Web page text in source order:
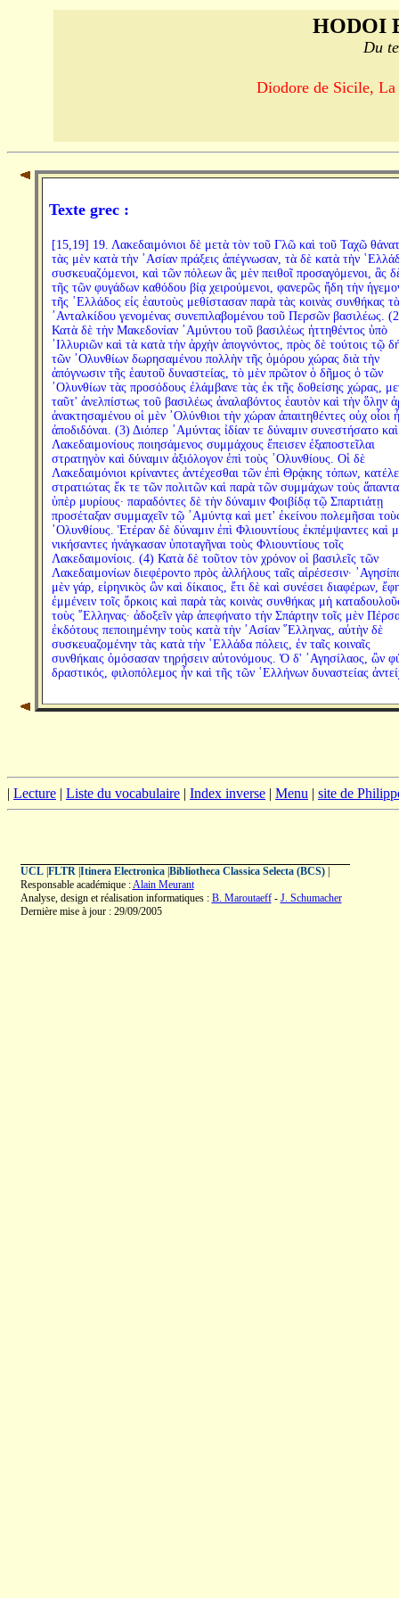
HODOI
Du
Diodore de Sicile,
Texte grec :
[15,19] 19. Λακεδαιμόνιοι δὲ μετὰ τὸν τοῦ Γλῶ καὶ τοῦ Ταχῶ
τὰς μὲν κατὰ τὴν ᾿Ασίαν πράξεις ἀπέγνωσαν, τὰ δὲ κατὰ τὴν
συσκευαζόμενοι, καὶ τῶν πόλεων ἃς μὲν πειθοῖ προσαγόμενοι, ἃς
τῆς τῶν φυγάδων καθόδου βίᾳ χειρούμενοι, φανερῶς ἤδη τὴν
τῆς ῾Ελλάδος εἰς ἑαυτοὺς μεθίστασαν παρὰ τὰς κοινὰς συνθήκας
᾿Ανταλκίδου γενομένας συνεπιλαβομένου τοῦ Περσῶν βασιλέως.
Κατὰ δὲ τὴν Μακεδονίαν ᾿Αμύντου τοῦ βασιλέως ἡττηθέντος ὑπὸ
᾿Ιλλυριῶν καὶ τὰ κατὰ τὴν ἀρχὴν ἀπογνόντος, πρὸς δὲ τούτοις τῷ
τῶν ᾿Ολυνθίων δωρησαμένου πολλὴν τῆς ὁμόρου χώρας διὰ τὴν
ἀπόγνωσιν τῆς ἑαυτοῦ δυναστείας, τὸ μὲν πρῶτον ὁ δῆμος ὁ τῶν
᾿Ολυνθίων τὰς προσόδους ἐλάμβανε τὰς ἐκ τῆς δοθείσης χώρας,
ταῦτ' ἀνελπίστως τοῦ βασιλέως ἀναλαβόντος ἑαυτὸν καὶ τὴν ὅλην
ἀνακτησαμένου οἱ μὲν ᾿Ολύνθιοι τὴν χώραν ἀπαιτηθέντες οὐχ οἷοι
ἀποδιδόναι. (3) Διόπερ ᾿Αμύντας ἰδίαν τε δύναμιν συνεστήσατο
Λακεδαιμονίους ποιησάμενος συμμάχους ἔπεισεν ἐξαποστεῖλαι
στρατηγὸν καὶ δύναμιν ἀξιόλογον ἐπὶ τοὺς ᾿Ολυνθίους. Οἱ δὲ
Λακεδαιμόνιοι κρίναντες ἀντέχεσθαι τῶν ἐπὶ Θρᾴκης τόπων,
στρατιώτας ἔκ τε τῶν πολιτῶν καὶ παρὰ τῶν συμμάχων τοὺς
ὑπὲρ μυρίους· παραδόντες δὲ τὴν δύναμιν Φοιβίδᾳ τῷ Σπαρτιάτῃ
προσέταξαν συμμαχεῖν τῷ ᾿Αμύντᾳ καὶ μετ' ἐκείνου πολεμῆσαι
᾿Ολυνθίους. Ἑτέραν δὲ δύναμιν ἐπὶ Φλιουντίους ἐκπέμψαντες καὶ
νικήσαντες ἠνάγκασαν ὑποταγῆναι τοὺς Φλιουντίους τοῖς
Λακεδαιμονίοις. (4) Κατὰ δὲ τοῦτον τὸν χρόνον οἱ βασιλεῖς τῶν
Λακεδαιμονίων διεφέροντο πρὸς ἀλλήλους ταῖς αἱρέσεσιν·
μὲν γάρ, εἰρηνικὸς ὢν καὶ δίκαιος, ἔτι δὲ καὶ συνέσει διαφέρων,
ἐμμένειν τοῖς ὅρκοις καὶ παρὰ τὰς κοινὰς συνθήκας μὴ
τοὺς ῞Ελληνας· ἀδοξεῖν γὰρ ἀπεφήνατο τὴν Σπάρτην τοῖς μὲν
ἐκδότους πεποιημένην τοὺς κατὰ τὴν ᾿Ασίαν ῞Ελληνας, αὐτὴν δὲ
συσκευαζομένην τὰς κατὰ τὴν ῾Ελλάδα πόλεις, ἐν ταῖς κοιναῖς
συνθήκαις ὀμόσασαν τηρήσειν αὐτονόμους. Ὁ δ' ᾿Αγησίλαος, ὢν
δραστικός, φιλοπόλεμος ἦν καὶ τῆς τῶν ῾Ελλήνων δυναστείας
| Lecture | Liste du vocabulaire | Index inverse | Menu | site de
UCL| FLTR| Itinera Electronica| Bibliotheca Classica Selecta (BCS)|
Responsable académique :Alain Meurant
Analyse, design et réalisation informatiques : B. Maroutaeff- J. Schumacher
Dernière mise à jour : 29/09/2005